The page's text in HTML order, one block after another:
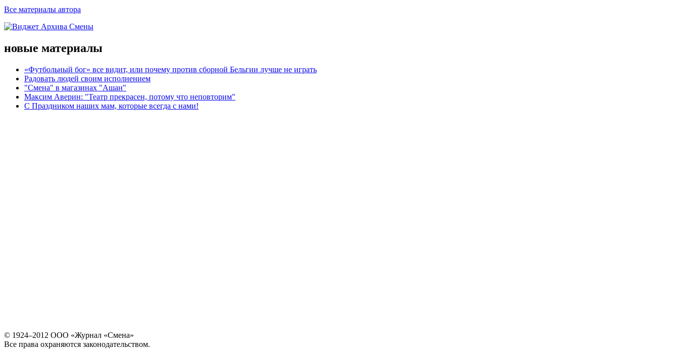
Все материалы автора
новые материалы
«Футбольный бог» все видит, или почему против сборной Бельгии лучше не играть
Радовать людей своим исполнением
"Смена" в магазинах "Ашан"
Максим Аверин: "Театр прекрасен, потому что неповторим"
С Праздником наших мам, которые всегда с нами!
© 1924–2012 ООО «Журнал «Смена»
Все права охраняются законодательством.